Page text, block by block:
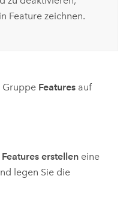
Feature zeichnen.
Gruppe Features auf
Features erstelleneine
legen Sie die